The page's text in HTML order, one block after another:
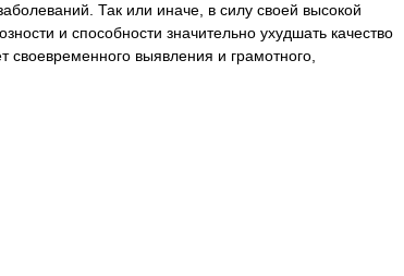
Так или иначе, в силу своей высокой
и способности значительно ухудшать качество
своевременного выявления и грамотного,